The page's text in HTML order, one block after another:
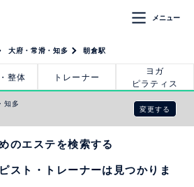
メニュー
大府・常滑・知多 朝倉駅
整体 トレーナー
ヨガ
ピラティス
知多
変更する
のエステを検索する
スト・トレーナーは見つかりま